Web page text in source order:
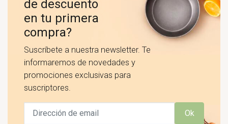
de descuento
en tu primera
compra?
Suscríbete a nuestra newsletter. Te
informaremos de novedades y
promociones exclusivas para
suscriptores.
Ok